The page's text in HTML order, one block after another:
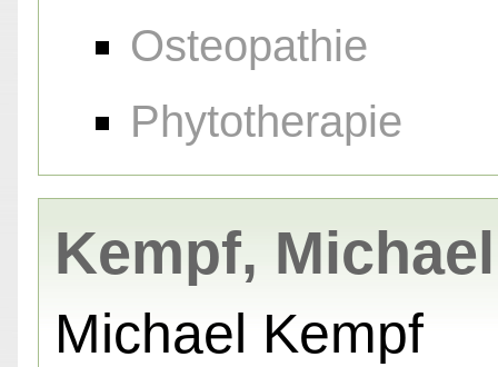
Osteopathie
Phytotherapie
Kempf, Michael
Michael Kempf